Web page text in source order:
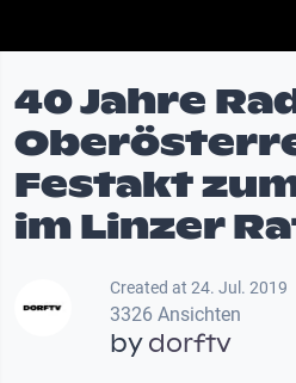
40 Jahre
Festakt
im Linzer
Created at 24. Jul. 2019
3326 Ansichten
bydorftv